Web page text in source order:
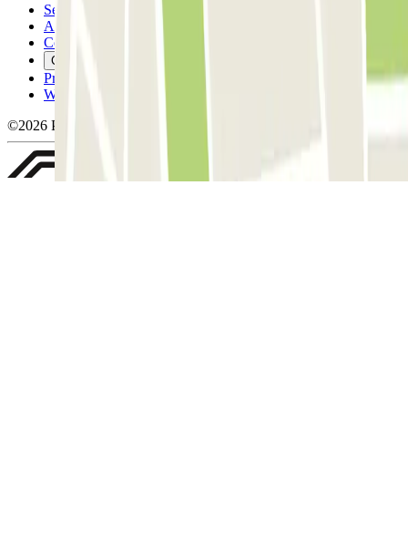
Servicevoorwaarden
Annuleringsvoorwaarden
Cookiebeleid
Cookies beheren
Privacybeleid
Whistleblowing
©2026 Parclick. All rights reserved